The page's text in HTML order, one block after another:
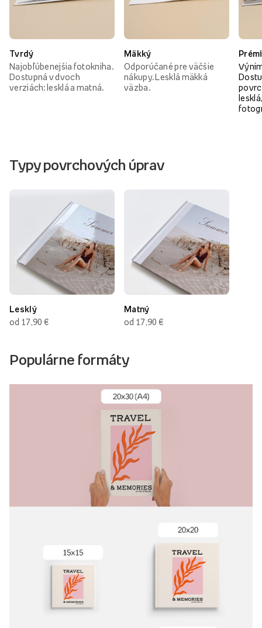
Tvrdý
Najobľúbenejšia fotokniha.
Dostupná v dvoch
verziách: lesklá a matná.
Mäkký
Odporúčané pre väčšie
nákupy. Lesklá mäkká
väzba.
Typy povrchových úprav
Lesklý
od 17,90 €
Matný
od 17,90 €
Populárne formáty